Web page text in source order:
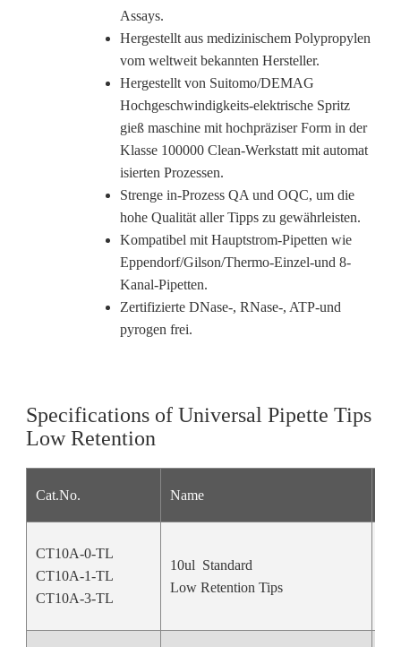
Assays.
Hergestellt aus medizinischem Polypropylen
vom weltweit bekannten Hersteller.
Hergestellt von Suitomo/DEMAG
Hochgeschwindigkeits-elektrische Spritz
gieß maschine mit hochpräziser Form in der
Klasse 100000 Clean-Werkstatt mit automat
isierten Prozessen.
Strenge in-Prozess QA und OQC, um die
hohe Qualität aller Tipps zu gewährleisten.
Kompatibel mit Hauptstrom-Pipetten wie
Eppendorf/Gilson/Thermo-Einzel-und 8-
Kanal-Pipetten.
Zertifizierte DNase-, RNase-, ATP-und
pyrogen frei.
Specifications of Universal Pipette Tips
Low Retention
Cat.No. Name
CT10A-0-TL
CT10A-1-TL
CT10A-3-TL
10ul Standard
Low Retention Tips